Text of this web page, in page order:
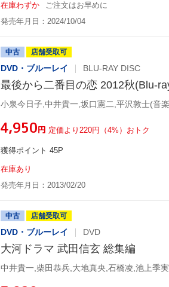
在庫わずか
ご注文はお早めに
発売年月日：2024/10/04
中古 店舗受取可
DVD・ブルーレイ BLU-RAY DISC
最後から二番目の恋 2012秋(Blu-
小泉今日子,中井貴一,坂口憲二,平沢敦士(音
¥4,950円 定価より220円（4%）おトク
獲得ポイント 45P
在庫あり
発売年月日：2013/02/20
中古 店舗受取可
DVD・ブルーレイ DVD
大河ドラマ 武田信玄 総集編
中井貴一,柴田恭兵,大地真央,石橋凌,池上季